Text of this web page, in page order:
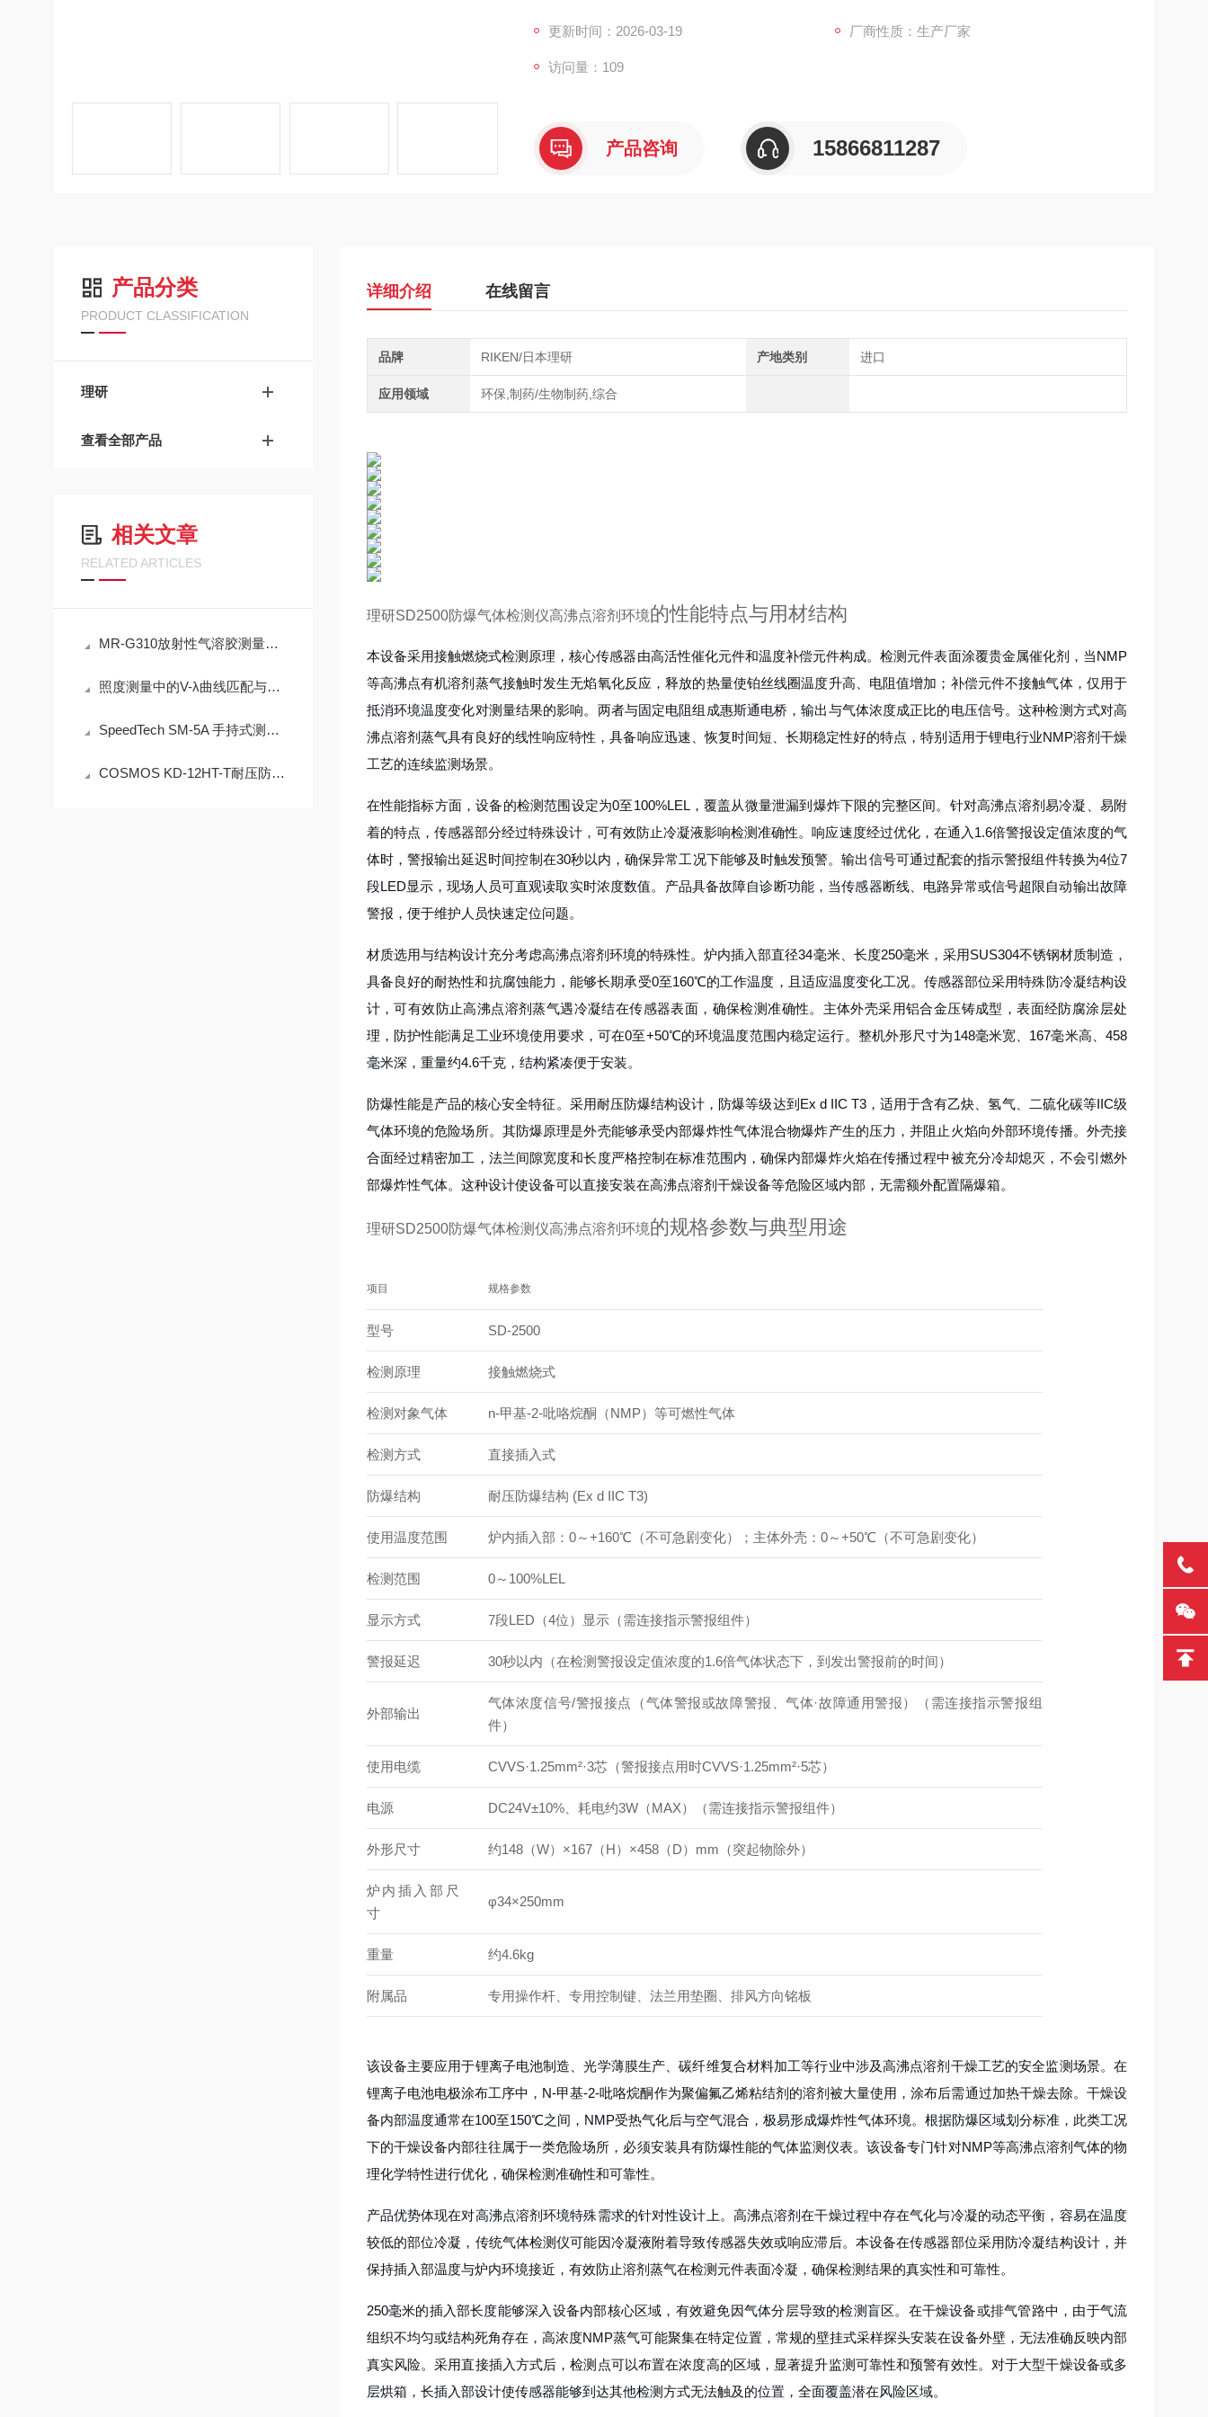
用于锂电、化工等行业干燥设备的安全
更新时间：2026-03-19 厂商性质：生产厂家
访问量：109
产品咨询 15866811287
产品分类
PRODUCT CLASSIFICATION
理研
查看全部产品
相关文章
RELATED ARTICLES
MR-G310放射性气溶胶测量仪：连续采样与实时测量一体化设计
照度测量中的V-λ曲线匹配与余弦校正误差分析——以硅光电二极管照度计为例
SpeedTech SM-5A 手持式测深仪声学测量原理与性能分析
COSMOS KD-12HT-T耐压防爆NMP炉内直插检测设备工程设计指南
详细介绍 在线留言
品牌 RIKEN/日本理研 产地类别 进口
应用领域 环保,制药/生物制药,综合
理研SD2500防爆气体检测仪高沸点溶剂环境的性能特点与用材结构
本设备采用接触燃烧式检测原理，核心传感器由高活性催化元件和温度补偿元件构成。检测元件表面涂覆贵金属催化剂，当NMP
等高沸点有机溶剂蒸气接触时发生无焰氧化反应，释放的热量使铂丝线圈温度升高、电阻值增加；补偿元件不接触气体，仅用于
抵消环境温度变化对测量结果的影响。两者与固定电阻组成惠斯通电桥，输出与气体浓度成正比的电压信号。这种检测方式对高
沸点溶剂蒸气具有良好的线性响应特性，具备响应迅速、恢复时间短、长期稳定性好的特点，特别适用于锂电行业NMP溶剂干燥
工艺的连续监测场景。
在性能指标方面，设备的检测范围设定为0至100%LEL，覆盖从微量泄漏到爆炸下限的完整区间。针对高沸点溶剂易冷凝、易附
着的特点，传感器部分经过特殊设计，可有效防止冷凝液影响检测准确性。响应速度经过优化，在通入1.6倍警报设定值浓度的气
体时，警报输出延迟时间控制在30秒以内，确保异常工况下能够及时触发预警。输出信号可通过配套的指示警报组件转换为4位7
段LED显示，现场人员可直观读取实时浓度数值。产品具备故障自诊断功能，当传感器断线、电路异常或信号超限自动输出故障
警报，便于维护人员快速定位问题。
材质选用与结构设计充分考虑高沸点溶剂环境的特殊性。炉内插入部直径34毫米、长度250毫米，采用SUS304不锈钢材质制造，
具备良好的耐热性和抗腐蚀能力，能够长期承受0至160℃的工作温度，且适应温度变化工况。传感器部位采用特殊防冷凝结构设
计，可有效防止高沸点溶剂蒸气遇冷凝结在传感器表面，确保检测准确性。主体外壳采用铝合金压铸成型，表面经防腐涂层处
理，防护性能满足工业环境使用要求，可在0至+50℃的环境温度范围内稳定运行。整机外形尺寸为148毫米宽、167毫米高、458
毫米深，重量约4.6千克，结构紧凑便于安装。
防爆性能是产品的核心安全特征。采用耐压防爆结构设计，防爆等级达到Ex d IIC T3，适用于含有乙炔、氢气、二硫化碳等IIC级
气体环境的危险场所。其防爆原理是外壳能够承受内部爆炸性气体混合物爆炸产生的压力，并阻止火焰向外部环境传播。外壳接
合面经过精密加工，法兰间隙宽度和长度严格控制在标准范围内，确保内部爆炸火焰在传播过程中被充分冷却熄灭，不会引燃外
部爆炸性气体。这种设计使设备可以直接安装在高沸点溶剂干燥设备等危险区域内部，无需额外配置隔爆箱。
理研SD2500防爆气体检测仪高沸点溶剂环境的规格参数与典型用途
项目 规格参数
型号 SD-2500
检测原理 接触燃烧式
检测对象气体 n-甲基-2-吡咯烷酮（NMP）等可燃性气体
检测方式 直接插入式
防爆结构 耐压防爆结构 (Ex d IIC T3)
使用温度范围 炉内插入部：0～+160℃（不可急剧变化）；主体外壳：0～+50℃（不可急剧变化）
检测范围 0～100%LEL
显示方式 7段LED（4位）显示（需连接指示警报组件）
警报延迟 30秒以内（在检测警报设定值浓度的1.6倍气体状态下，到发出警报前的时间）
外部输出
气体浓度信号/警报接点（气体警报或故障警报、气体·故障通用警报）（需连接指示警报组
件）
使用电缆 CVVS·1.25mm²·3芯（警报接点用时CVVS·1.25mm²·5芯）
电源 DC24V±10%、耗电约3W（MAX）（需连接指示警报组件）
外形尺寸 约148（W）×167（H）×458（D）mm（突起物除外）
炉内插入部尺
寸
φ34×250mm
重量 约4.6kg
附属品 专用操作杆、专用控制键、法兰用垫圈、排风方向铭板
该设备主要应用于锂离子电池制造、光学薄膜生产、碳纤维复合材料加工等行业中涉及高沸点溶剂干燥工艺的安全监测场景。在
锂离子电池电极涂布工序中，N-甲基-2-吡咯烷酮作为聚偏氟乙烯粘结剂的溶剂被大量使用，涂布后需通过加热干燥去除。干燥设
备内部温度通常在100至150℃之间，NMP受热气化后与空气混合，极易形成爆炸性气体环境。根据防爆区域划分标准，此类工况
下的干燥设备内部往往属于一类危险场所，必须安装具有防爆性能的气体监测仪表。该设备专门针对NMP等高沸点溶剂气体的物
理化学特性进行优化，确保检测准确性和可靠性。
产品优势体现在对高沸点溶剂环境特殊需求的针对性设计上。高沸点溶剂在干燥过程中存在气化与冷凝的动态平衡，容易在温度
较低的部位冷凝，传统气体检测仪可能因冷凝液附着导致传感器失效或响应滞后。本设备在传感器部位采用防冷凝结构设计，并
保持插入部温度与炉内环境接近，有效防止溶剂蒸气在检测元件表面冷凝，确保检测结果的真实性和可靠性。
250毫米的插入部长度能够深入设备内部核心区域，有效避免因气体分层导致的检测盲区。在干燥设备或排气管路中，由于气流
组织不均匀或结构死角存在，高浓度NMP蒸气可能聚集在特定位置，常规的壁挂式采样探头安装在设备外壁，无法准确反映内部
真实风险。采用直接插入方式后，检测点可以布置在浓度高的区域，显著提升监测可靠性和预警有效性。对于大型干燥设备或多
层烘箱，长插入部设计使传感器能够到达其他检测方式无法触及的位置，全面覆盖潜在风险区域。